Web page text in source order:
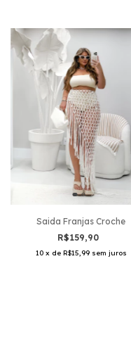
Saida Franjas Croche
R$159,90
10 x de R$15,99 sem juros